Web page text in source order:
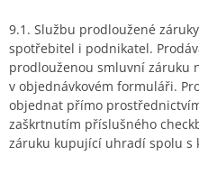
9.1. Službu prodloužené
spotřebitel i podnikatel.
prodlouženou smluvní záruku
v objednávkovém formuláři.
objednat přímo
zaškrtnutím příslušného
záruku kupující uhradí spolu s